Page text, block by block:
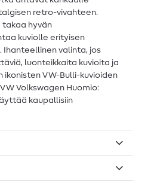
retro-vivahteen.
takaa hyvän
kuviolle erityisen
Ihanteellinen valinta, jos
luonteikkaita kuvioita ja
ikonisten VW-Bulli-kuvioiden
Volkswagen Huomio:
kaupallisiin